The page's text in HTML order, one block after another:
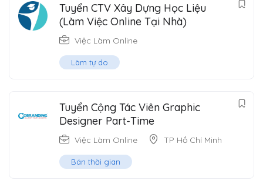
Tuyển CTV Xây Dựng Học Liệu
(Làm Việc Online Tại Nhà)
Việc Làm Online
Làm tự do
Tuyển Cộng Tác Viên Graphic
Designer Part-Time
Việc Làm Online TP Hồ Chí Minh
Bán thời gian